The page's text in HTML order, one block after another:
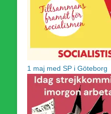
1 maj med SP i Göteborg